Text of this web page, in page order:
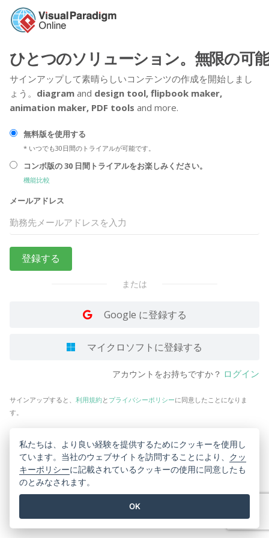
ひとつのソリューション。無限の可
サインアップして素晴らしいコンテンツの作成を開始しまし
ょう。 diagram and design tool, flipbook maker,
animation maker, PDF tools and more.
無料版を使用する
* いつでも30日間のトライアルが可能です。
コンボ版の 30 日間トライアルをお楽しみください。
機能比較
メールアドレス
登録する
または
Google に登録する
マイクロソフトに登録する
アカウントをお持ちですか？ ログイン
サインアップすると、 利用規約と プライバシーポリシーに同意したことになりま
す。
私たちは、より良い経験を提供するためにクッキーを使用し
ています。当社のウェブサイトを訪問することにより、 クッ
キーポリシーに記載されているクッキーの使用に同意したも
のとみなされます。
OK